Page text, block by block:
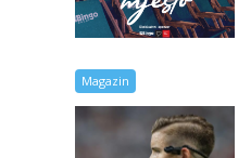
Magazin